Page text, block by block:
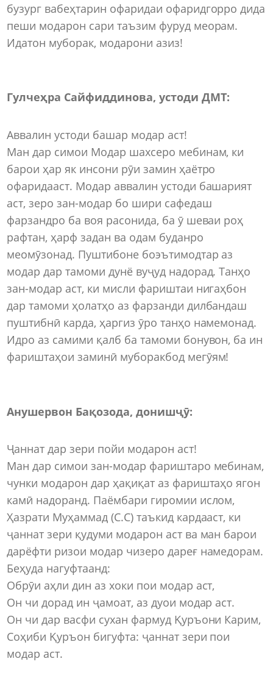
бузург вабеҳтарин офаридаи офаридгорро дида
пеши модарон сари таъзим фуруд меорам.
Идатон муборак, модарони азиз!
Гулчеҳра Сайфиддинова, устоди ДМТ:
Аввалин устоди башар модар аст!
Ман дар симои Модар шахсеро мебинам, ки
барои ҳар як инсони рӯи замин ҳаётро
офаридааст. Модар аввалин устоди башарият
аст, зеро зан-модар бо шири сафедаш
фарзандро ба воя расонида, ба ӯ шеваи роҳ
рафтан, ҳарф задан ва одам буданро
меомӯзонад. Пуштибоне боэътимодтар аз
модар дар тамоми дунё вуҷуд надорад. Танҳо
зан-модар аст, ки мисли фариштаи нигаҳбон
дар тамоми ҳолатҳо аз фарзанди дилбандаш
пуштибнӣ карда, ҳаргиз ӯро танҳо намемонад.
Идро аз самими қалб ба тамоми бонувон, ба ин
фариштаҳои заминӣ муборакбод мегӯям!
Анушервон Бақозода, донишҷӯ:
Ҷаннат дар зери пойи модарон аст!
Ман дар симои зан-модар фариштаро мебинам,
чунки модарон дар ҳақиқат аз фариштаҳо ягон
камӣ надоранд. Паёмбари гиромии ислом,
Ҳазрати Муҳаммад (С.С) таъкид кардааст, ки
ҷаннат зери қудуми модарон аст ва ман барои
дарёфти ризои модар чизеро дареғ намедорам.
Беҳуда нагуфтаанд:
Обрӯи аҳли дин аз хоки пои модар аст,
Он чи дорад ин ҷамоат, аз дуои модар аст.
Он чи дар васфи сухан фармуд Қуръони Карим,
Соҳиби Қуръон бигуфта: ҷаннат зери пои
модар аст.